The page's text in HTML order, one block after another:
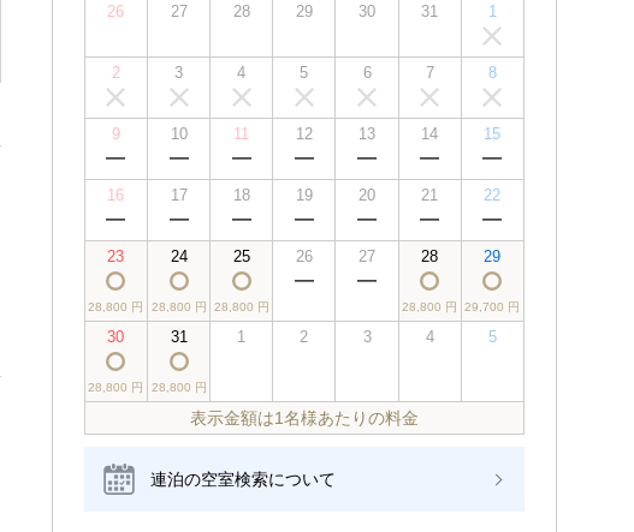
26 27 28 29 30 31 1
2 3 4 5 6 7 8
9 10 11 12 13 14 15
16 17 18 19 20 21 22
23
28,800 円
24
28,800 円
25
28,800 円
26 27 28
28,800 円
29
29,700 円
30
28,800 円
31
28,800 円
1 2 3 4 5
表示金額は1名様あたりの料金
連泊の空室検索について